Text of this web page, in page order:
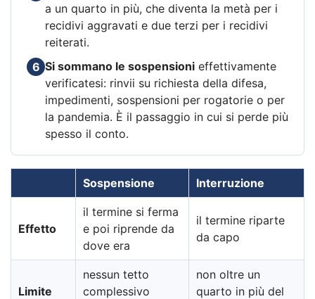
a un quarto in più, che diventa la metà per i
recidivi aggravati e due terzi per i recidivi
reiterati.
6 Si sommano le sospensioni effettivamente
verificatesi: rinvii su richiesta della difesa,
impedimenti, sospensioni per rogatorie o per
la pandemia. È il passaggio in cui si perde più
spesso il conto.
Sospensione Interruzione
Effetto
il termine si ferma
e poi riprende da
dove era
il termine riparte
da capo
Limite
nessun tetto
complessivo
non oltre un
quarto in più del